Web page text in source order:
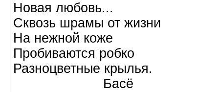
Новая любовь...
Сквозь шрамы от жизни
На нежной коже
Пробиваются робко
Разноцветные крылья.
Басё